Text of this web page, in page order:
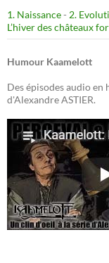
1. Naissance- 2.
L’hiver des châteaux
Humour Kaamelott
Des épisodes audio en
d'Alexandre ASTIER.